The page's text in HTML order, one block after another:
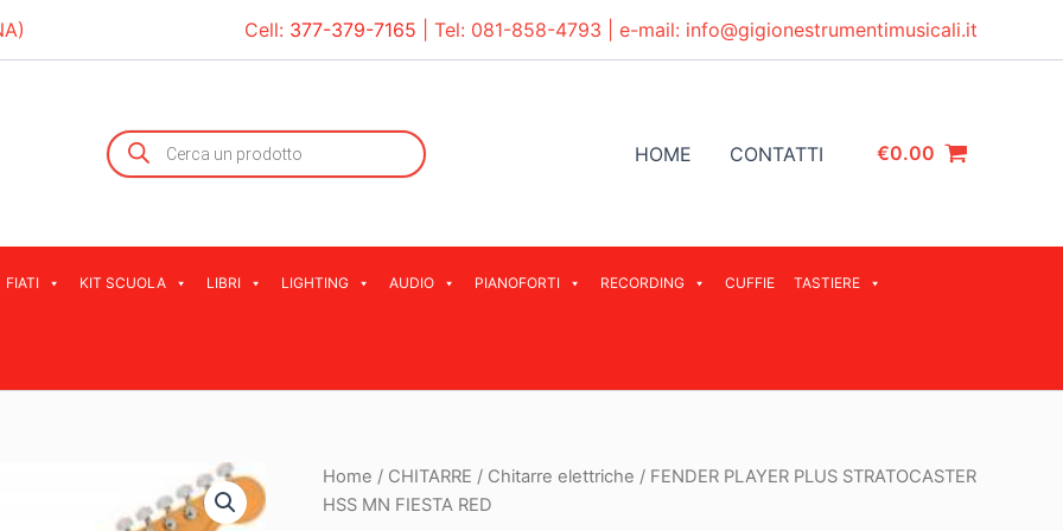
Cell: 377-379-7165 | Tel: 081-858-4793 | e-mail: info@gigionestrumentimusicali.it
Products
search
HOME CONTATTI €0.00
FIATI KIT SCUOLA LIBRI LIGHTING AUDIO PIANOFORTI RECORDING CUFFIE TASTIERE
Home / CHITARRE / Chitarre elettriche / FENDER PLAYER PLUS STRATOCASTER
HSS MN FIESTA RED